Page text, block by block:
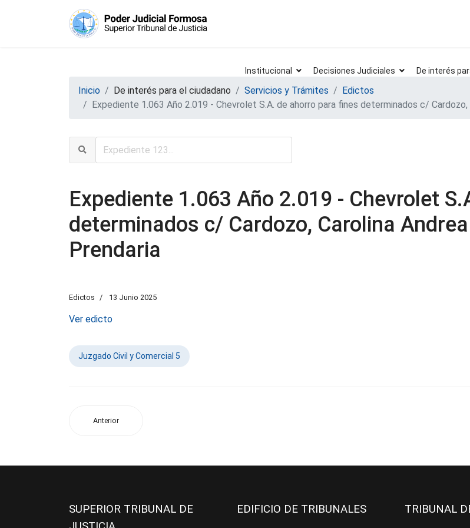
Institucional Decisiones Judiciales De interés
Inicio De interés para el ciudadano Servicios y Trámites
Edictos
Expediente 1.063 Año 2.019 - Chevrolet S.A. de ahorro para fines determinados c/
Expediente 1.063 Año 2.019 - Chevrolet
determinados c/ Cardozo, Carolina
Prendaria
Edictos 13 Junio 2025
Ver edicto
Juzgado Civil y Comercial 5
Anterior
SUPERIOR TRIBUNAL DE
EDIFICIO DE TRIBUNALES TRIBUNAL